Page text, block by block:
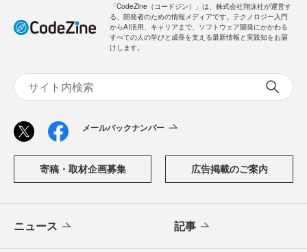
「CodeZine（コードジン）」は、株式会社翔泳社が運営す
る、開発者のための情報メディアです。テクノロジー入門
からAI活用、キャリアまで、ソフトウェア開発にかかわる
すべての人の学びと成長を支える最新情報と実践知をお届
けします。
メールバックナンバー
寄稿・取材企画募集 広告掲載のご案内
ニュース 記事